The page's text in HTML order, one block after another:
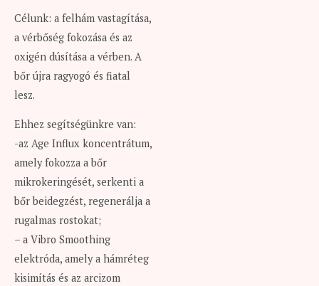
Célunk: a felhám vastagítása,
a vérbőség fokozása és az
oxigén dúsítása a vérben. A
bőr újra ragyogó és fiatal
lesz.
Ehhez segítségünkre van:
-az Age Influx koncentrátum,
amely fokozza a bőr
mikrokeringését, serkenti a
bőr beidegzést, regenerálja a
rugalmas rostokat;
– a Vibro Smoothing
elektróda, amely a hámréteg
kisimítás és az arcizom